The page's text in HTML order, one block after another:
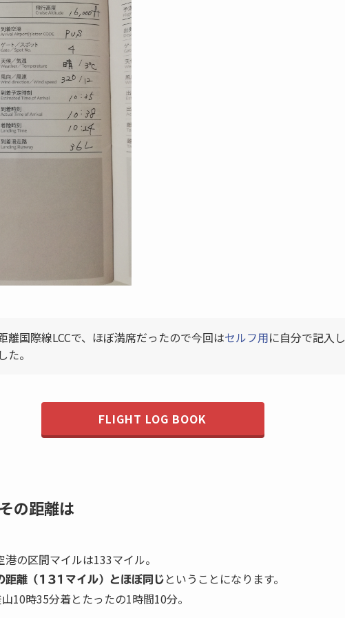
離国際線LCCで、ほぼ満席だったので今回はセルフ用に自分で記入し
た。
FLIGHT LOG BOOK
の距離は
の区間マイルは133マイル。
距離（131マイル）とほぼ同じ ということになります。
10時35分着とたったの1時間10分。